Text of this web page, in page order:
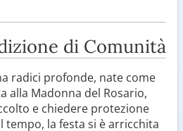
di Comunità
radici profonde, nate come
alla Madonna del Rosario,
e chiedere protezione
tempo, la festa si è arricchita